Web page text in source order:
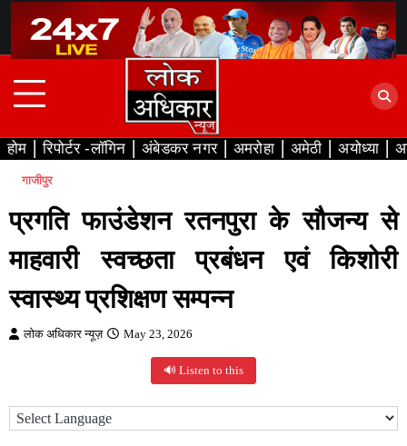
content
होम रिपोर्टर -लॉगिन अंबेडकर नगर अमरोहा अमेठी अयोध्या
गाजीपुर
प्रगति फाउंडेशन रतनपुरा के सौजन्य से
माहवारी स्वच्छता प्रबंधन एवं किशोरी
स्वास्थ्य प्रशिक्षण सम्पन्न
लोक अधिकार न्यूज़ May 23, 2026
🔊 Listen to this